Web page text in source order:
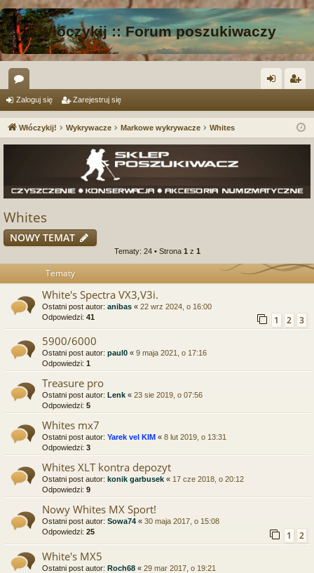
Włóczykij :: Forum poszukiwaczy
or
a og ej
Zaloguj się Zarejestruj się
Włóczykij! Wykrywacze Markowe wykrywacze Whites
Whites
NOWY TEMAT
Tematy: 24 • Strona 1 z 1
Tematy
White's Spectra VX3,V3i.
Ostatni post autor: anibas « 22 wrz 2024, o 16:00
Odpowiedzi: 41 1 2 3
5900/6000
Ostatni post autor: paul0 « 9 maja 2021, o 17:16
Odpowiedzi: 1
Treasure pro
Ostatni post autor: Lenk « 23 sie 2019, o 07:56
Odpowiedzi: 5
Whites mx7
Ostatni post autor: Yarek vel KIM « 8 lut 2019, o 13:31
Odpowiedzi: 3
Whites XLT kontra depozyt
Ostatni post autor: konik garbusek « 17 cze 2018, o 20:12
Odpowiedzi: 9
Nowy Whites MX Sport!
Ostatni post autor: Sowa74 « 30 maja 2017, o 15:08
Odpowiedzi: 25 1 2
White's MX5
Ostatni post autor: Roch68 « 29 mar 2017, o 19:21